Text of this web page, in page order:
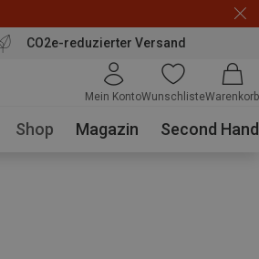
CO2e-reduzierter Versand
Mein KontoWunschlisteWarenkorb
Shop Magazin Second Hand